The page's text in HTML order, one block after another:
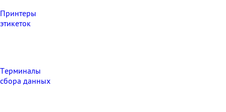
Принтеры
этикеток
Терминалы
сбора данных